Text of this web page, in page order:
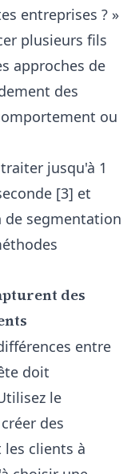
entreprises ? »
plusieurs fils
approches de
des
ou
jusqu'à 1
[3] et
de segmentation
des
entre
doit
le
des
clients à